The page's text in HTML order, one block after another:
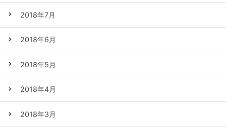
2018年7月
2018年6月
2018年5月
2018年4月
2018年3月